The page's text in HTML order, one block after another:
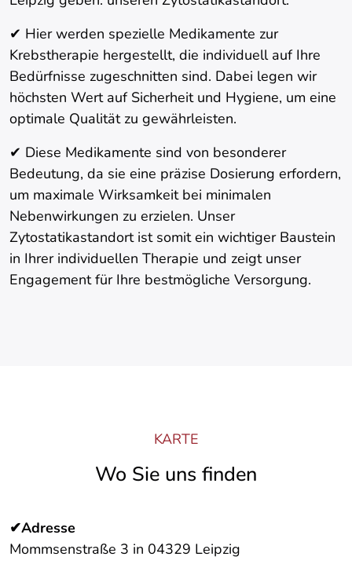
✔ Hier werden spezielle Medikamente zur
Krebstherapie hergestellt, die individuell auf Ihre
Bedürfnisse zugeschnitten sind. Dabei legen wir
höchsten Wert auf Sicherheit und Hygiene, um eine
optimale Qualität zu gewährleisten.
✔ Diese Medikamente sind von besonderer
Bedeutung, da sie eine präzise Dosierung erfordern,
um maximale Wirksamkeit bei minimalen
Nebenwirkungen zu erzielen. Unser
Zytostatikastandort ist somit ein wichtiger Baustein
in Ihrer individuellen Therapie und zeigt unser
Engagement für Ihre bestmögliche Versorgung.
KARTE
Wo Sie uns finden
✔Adresse
Mommsenstraße 3 in 04329 Leipzig